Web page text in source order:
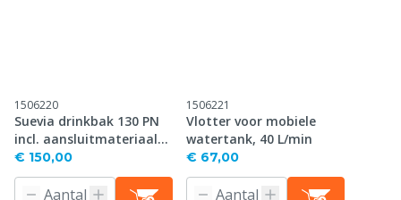
1506220
Suevia drinkbak 130 PN
incl. aansluitmateriaal
voor watertank
€ 150,00
1506221
Vlotter voor mobiele
watertank, 40 L/min
€ 67,00